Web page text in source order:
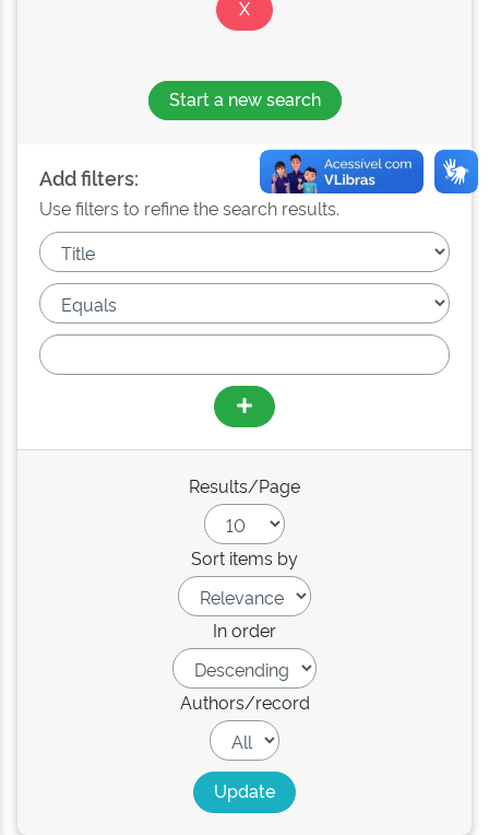
Start a new search
Add filters:
Use filters to refine the search results.
Results/Page
Sort items by
In order
Authors/record